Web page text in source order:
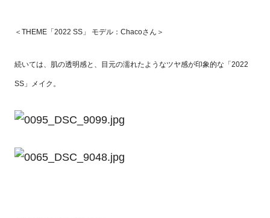
＜THEME「2022 SS」 モデル：Chacoさん＞
続いては、肌の透明感と、目元の濡れたようなツヤ感が印象的な「2022
SS」メイク。